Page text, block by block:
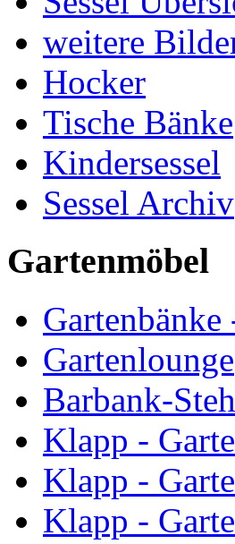
weitere
Hocker
Tische Bänke
Kindersessel
Sessel Archiv
Gartenmöbel
Gartenbänke
Gartenlounge
Barbank-
Klapp -
Klapp -
Klapp -